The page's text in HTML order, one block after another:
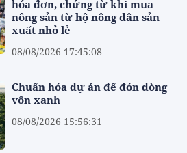
hóa đơn, chứng từ khi mua
nông sản từ hộ nông dân sản
xuất nhỏ lẻ
08/08/2026 17:45:08
Chuẩn hóa dự án để đón dòng
vốn xanh
08/08/2026 15:56:31